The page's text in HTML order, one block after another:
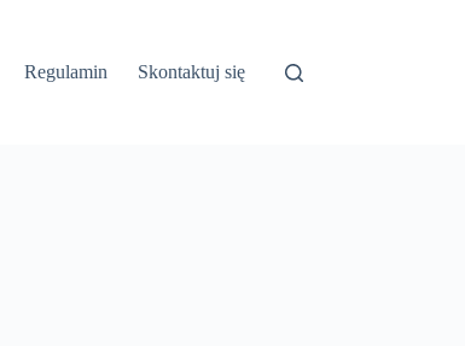
Regulamin Skontaktuj się